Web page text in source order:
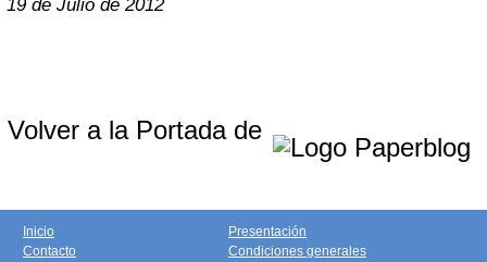
19 de Julio de 2012
Volver a la Portada de
Inicio
Contacto
Presentación
Condiciones generales